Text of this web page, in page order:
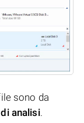
sono da
analisi.